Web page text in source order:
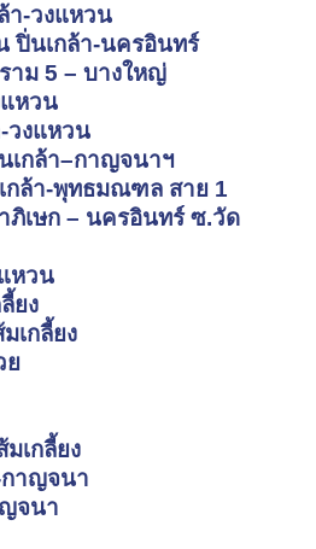
า-วงแหวน
ปิ่นเกล้า-นครอินทร์
าม 5 – บางใหญ่
หวน
วงแหวน
เกล้า–กาญจนาฯ
ล้า-พุทธมณฑล สาย 1
เษก – นครอินทร์ ซ.วัด
หวน
ยง
เกลี้ยง
ย
เกลี้ยง
กาญจนา
จนา